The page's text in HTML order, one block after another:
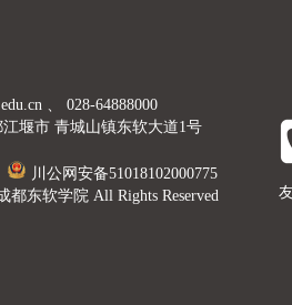
、 028-64888000
堰市 青城山镇东软大道1号
川公网安备51018102000775
都东软学院 All Rights Reserved